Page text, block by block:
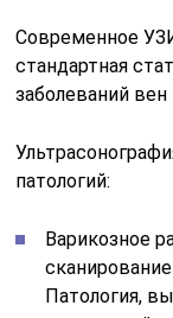
Современное
стандартная
заболеваний вен
патологий:
Варикозное
Патология,